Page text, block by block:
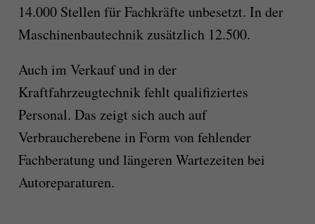
14.000 Stellen für Fachkräfte unbesetzt. In der
Maschinenbautechnik zusätzlich 12.500.
Auch im Verkauf und in der
Kraftfahrzeugtechnik fehlt qualifiziertes
Personal. Das zeigt sich auch auf
Verbraucherebene in Form von fehlender
Fachberatung und längeren Wartezeiten bei
Autoreparaturen.